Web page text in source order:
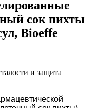
сок пихты
Bioeffe
и защита